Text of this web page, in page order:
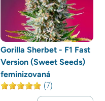
Gorilla Sherbet - F1 Fast
Version (Sweet Seeds)
feminizovaná
(7)